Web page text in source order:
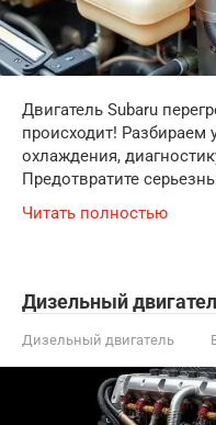
Двигатель Subaru
происходит! Разбираем
охлаждения,
Предотвратите
Читать полностью
Дизельный
Дизельный двигатель